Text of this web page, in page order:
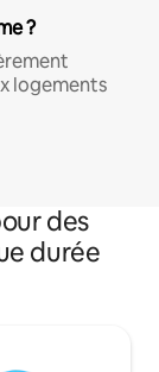
?
logements
des
durée